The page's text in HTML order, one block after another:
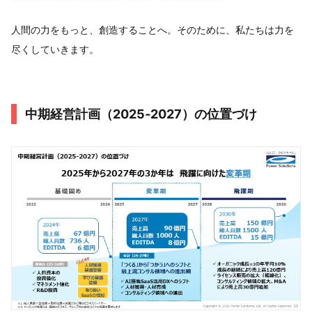
人間の力をもっと、創造することへ。そのために、私たちは力を
尽くしていきます。
中期経営計画（2025‐2027）の位置づけ